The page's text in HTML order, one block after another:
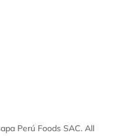
Perú Foods SAC. All